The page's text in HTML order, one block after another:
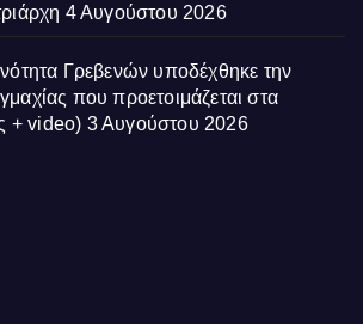
4 Αυγούστου 2026
Γρεβενών υποδέχθηκε την
που προετοιμάζεται στα
+ video) 3 Αυγούστου 2026